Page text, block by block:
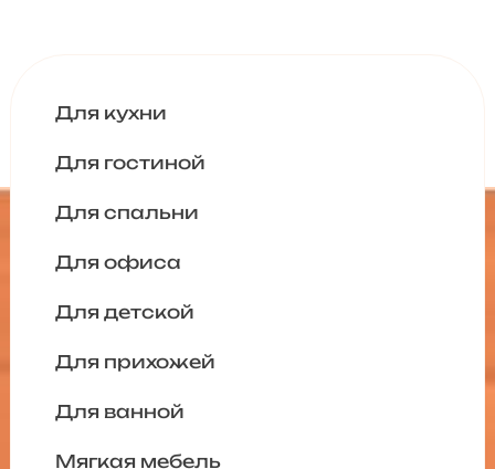
Для кухни
Для гостиной
Для спальни
Для офиса
Для детской
Для прихожей
Для ванной
Мягкая мебель